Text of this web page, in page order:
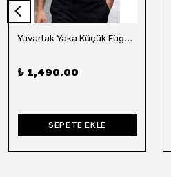
Yuvarlak Yaka Küçük Fügür Detaylı Tişört-Siyah
₺ 1,490.00
SEPETE EKLE